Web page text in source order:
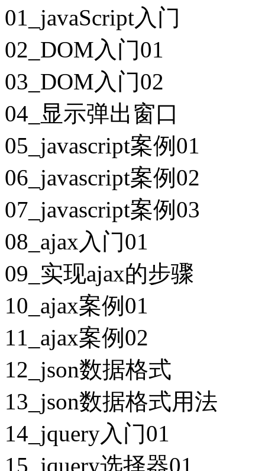
01_javaScript入门
02_DOM入门01
03_DOM入门02
04_显示弹出窗口
05_javascript案例01
06_javascript案例02
07_javascript案例03
08_ajax入门01
09_实现ajax的步骤
10_ajax案例01
11_ajax案例02
12_json数据格式
13_json数据格式用法
14_jquery入门01
15_jquery选择器01